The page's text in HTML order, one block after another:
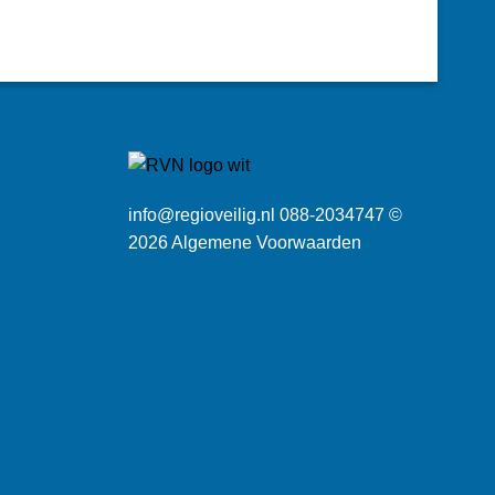
info@regioveilig.nl 088-2034747 ©
2026Algemene Voorwaarden